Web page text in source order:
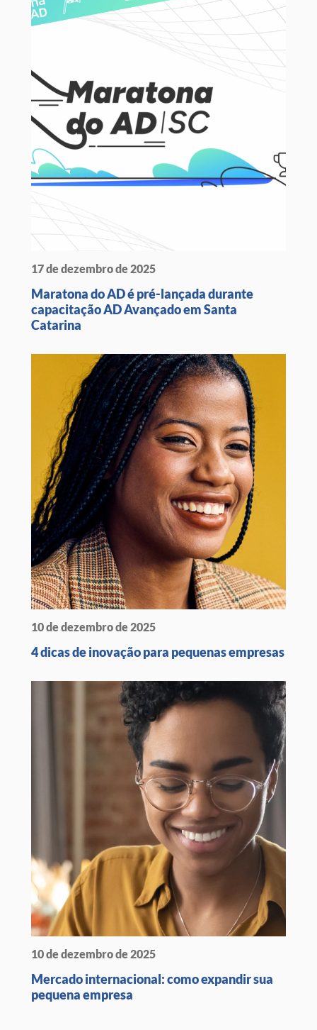
17 de dezembro de 2025
Maratona do AD é pré-lançada durante
capacitação AD Avançado em Santa
Catarina
10 de dezembro de 2025
4 dicas de inovação para pequenas empresas
10 de dezembro de 2025
Mercado internacional: como expandir sua
pequena empresa